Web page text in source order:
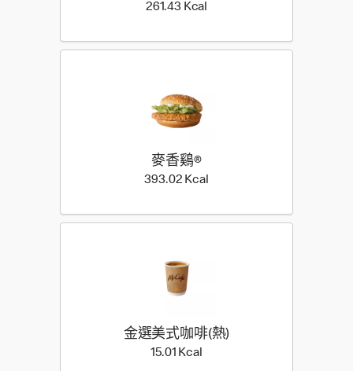
261.43 Kcal
麥香鷄®
393.02 Kcal
金選美式咖啡(熱)​
15.01 Kcal